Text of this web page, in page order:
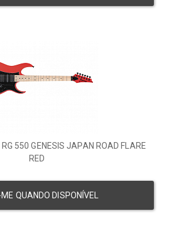
550 GENESIS JAPAN ROAD FLARE
RED
QUANDO DISPONÍVEL